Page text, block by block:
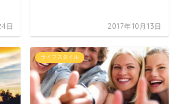
日 2017年10月13日
ライフスタイル